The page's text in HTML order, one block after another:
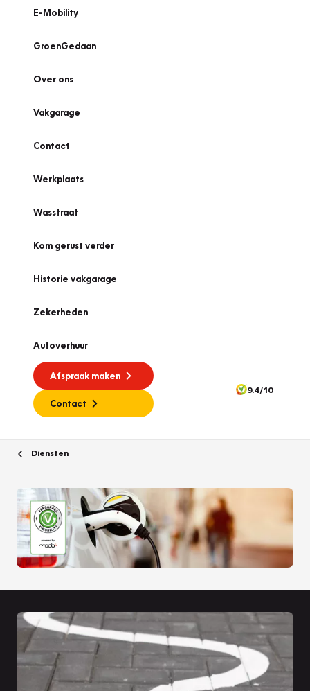
E-Mobility
GroenGedaan
Over ons
Vakgarage
Contact
Werkplaats
Wasstraat
Kom gerust verder
Historie vakgarage
Zekerheden
Autoverhuur
Afspraak maken
Contact
9.4/10
Diensten